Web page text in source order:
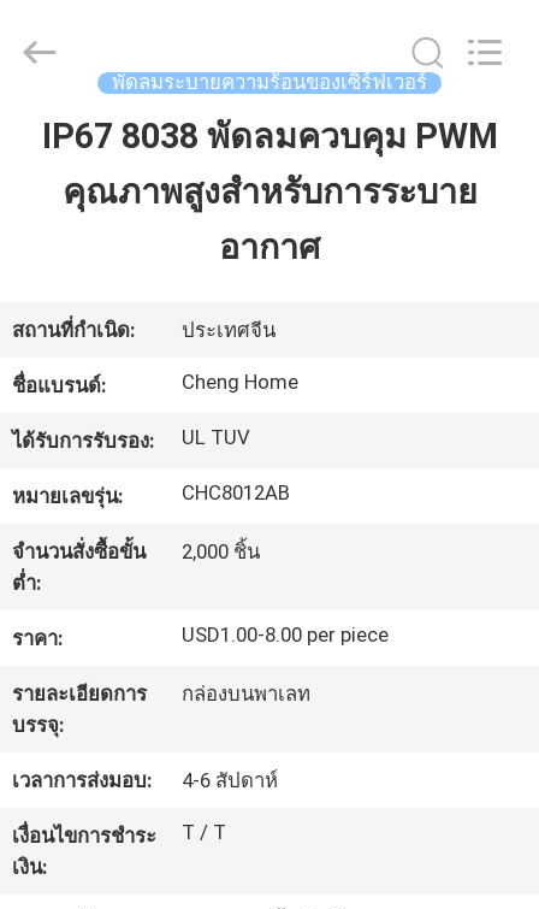
บ้าน
สินค้า
แสดง
VR
เกี่ยว
กับ
เรา
ทัวร์
โรงงาน
ควบคุม
คุณภาพ
Cheng
Home
พัดลมระบายความร้อนของเซิร์ฟเวอร์
IP67 8038 พัดลมควบคุม PWM
คุณภาพสูงสำหรับการระบาย
อากาศ
สถานที่กำเนิด: ประเทศจีน
ชื่อแบรนด์: Cheng Home
ได้รับการรับรอง: UL TUV
หมายเลขรุ่น: CHC8012AB
จำนวนสั่งซื้อขั้น
ต่ำ:
2,000 ชิ้น
ราคา: USD1.00-8.00 per piece
รายละเอียดการ
บรรจุ:
กล่องบนพาเลท
เวลาการส่งมอบ: 4-6 สัปดาห์
เงื่อนไขการชำระ
เงิน:
T / T